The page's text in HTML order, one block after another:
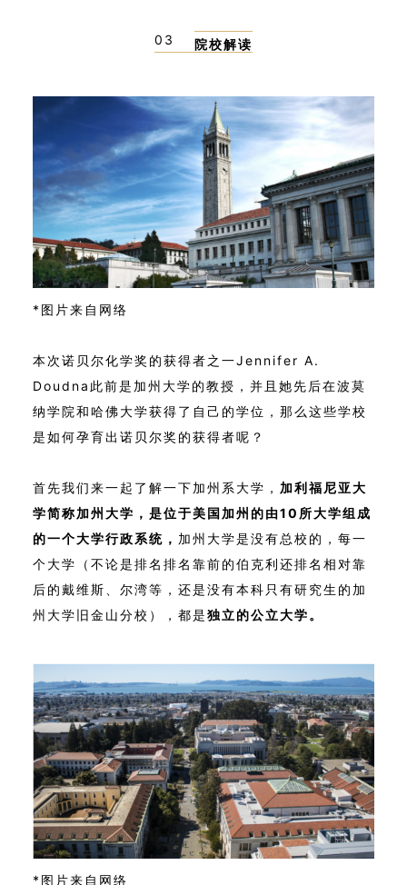
03 院校解读
*图片来自网络
本次诺贝尔化学奖的获得者之一Jennifer A.
Doudna此前是加州大学的教授，并且她先后在波莫
纳学院和哈佛大学获得了自己的学位，那么这些学校
是如何孕育出诺贝尔奖的获得者呢？
首先我们来一起了解一下加州系大学， 加利福尼亚大
学简称加州大学，是位于美国加州的由10所大学组成
的一个大学行政系统， 加州大学是没有总校的，每一
个大学（不论是排名排名靠前的伯克利还排名相对靠
后的戴维斯、尔湾等，还是没有本科只有研究生的加
州大学旧金山分校），都是独立的公立大学。
*图片来自网络